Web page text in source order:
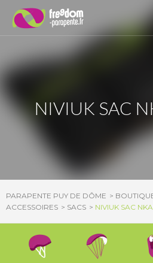
NIVIUK SAC
PARAPENTE PUY DE DÔME
ACCESSOIRES
SACS NIVIUK SAC